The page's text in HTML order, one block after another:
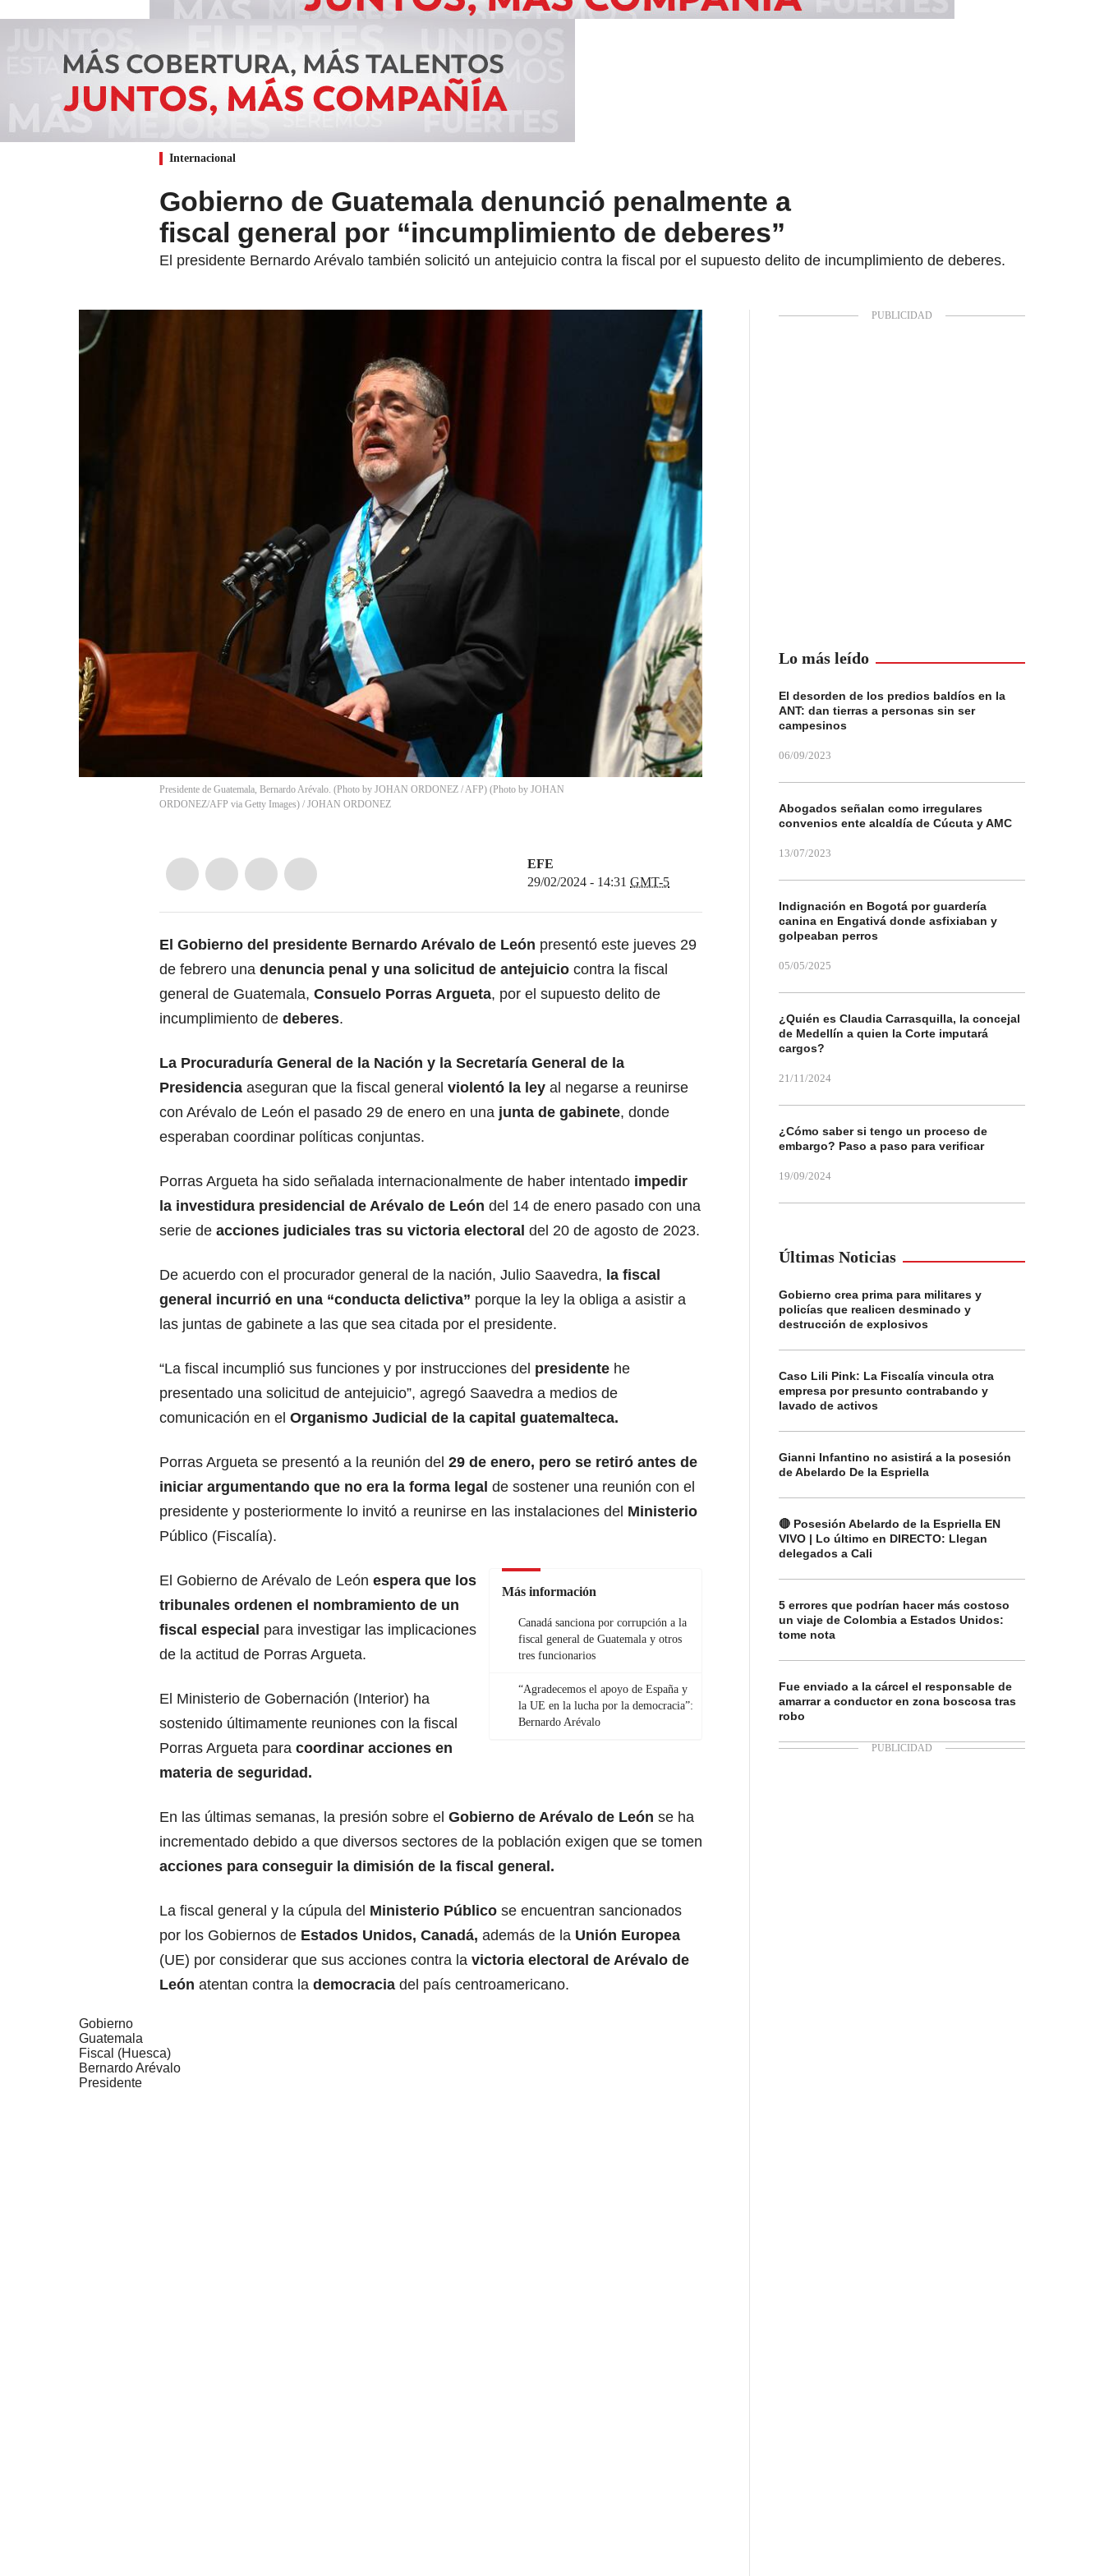
Internacional
Gobierno de Guatemala denunció penalmente a
fiscal general por “incumplimiento de deberes”
El presidente Bernardo Arévalo también solicitó un antejuicio contra la fiscal por el supuesto delito de incumplimiento de deberes.
Presidente de Guatemala, Bernardo Arévalo. (Photo by JOHAN ORDONEZ / AFP) (Photo by JOHAN
ORDONEZ/AFP via Getty Images) / JOHAN ORDONEZ
EFE
29/02/2024 - 14:31 GMT-5
El Gobierno del presidente Bernardo Arévalo de León presentó este jueves 29
de febrero una denuncia penal y una solicitud de antejuicio contra la fiscal
general de Guatemala, Consuelo Porras Argueta, por el supuesto delito de
incumplimiento de deberes.
La Procuraduría General de la Nación y la Secretaría General de la
Presidencia aseguran que la fiscal general violentó la ley al negarse a reunirse
con Arévalo de León el pasado 29 de enero en una junta de gabinete, donde
esperaban coordinar políticas conjuntas.
Porras Argueta ha sido señalada internacionalmente de haber intentado impedir
la investidura presidencial de Arévalo de León del 14 de enero pasado con una
serie de acciones judiciales tras su victoria electoral del 20 de agosto de 2023.
De acuerdo con el procurador general de la nación, Julio Saavedra, la fiscal
general incurrió en una “conducta delictiva” porque la ley la obliga a asistir a
las juntas de gabinete a las que sea citada por el presidente.
“La fiscal incumplió sus funciones y por instrucciones del presidente he
presentado una solicitud de antejuicio”, agregó Saavedra a medios de
comunicación en el Organismo Judicial de la capital guatemalteca.
Porras Argueta se presentó a la reunión del 29 de enero, pero se retiró antes de
iniciar argumentando que no era la forma legal de sostener una reunión con el
presidente y posteriormente lo invitó a reunirse en las instalaciones del Ministerio
Público (Fiscalía).
Más información
Canadá sanciona por corrupción a la
fiscal general de Guatemala y otros
tres funcionarios
“Agradecemos el apoyo de España y
la UE en la lucha por la democracia”:
Bernardo Arévalo
El Gobierno de Arévalo de León espera que los
tribunales ordenen el nombramiento de un
fiscal especial para investigar las implicaciones
de la actitud de Porras Argueta.
El Ministerio de Gobernación (Interior) ha
sostenido últimamente reuniones con la fiscal
Porras Argueta para coordinar acciones en
materia de seguridad .
En las últimas semanas, la presión sobre el Gobierno de Arévalo de León se ha
incrementado debido a que diversos sectores de la población exigen que se tomen
acciones para conseguir la dimisión de la fiscal general.
La fiscal general y la cúpula del Ministerio Público se encuentran sancionados
por los Gobiernos de Estados Unidos, Canadá, además de la Unión Europea
(UE) por considerar que sus acciones contra la victoria electoral de Arévalo de
León atentan contra la democracia del país centroamericano.
Gobierno
Guatemala
Fiscal (Huesca)
Bernardo Arévalo
Presidente
Lo más leído
El desorden de los predios baldíos en la
ANT: dan tierras a personas sin ser
campesinos
06/09/2023
Abogados señalan como irregulares
convenios ente alcaldía de Cúcuta y AMC
13/07/2023
Indignación en Bogotá por guardería
canina en Engativá donde asfixiaban y
golpeaban perros
05/05/2025
¿Quién es Claudia Carrasquilla, la concejal
de Medellín a quien la Corte imputará
cargos?
21/11/2024
¿Cómo saber si tengo un proceso de
embargo? Paso a paso para verificar
19/09/2024
Últimas Noticias
Gobierno crea prima para militares y
policías que realicen desminado y
destrucción de explosivos
Caso Lili Pink: La Fiscalía vincula otra
empresa por presunto contrabando y
lavado de activos
Gianni Infantino no asistirá a la posesión
de Abelardo De la Espriella
🔴 Posesión Abelardo de la Espriella EN
VIVO | Lo último en DIRECTO: Llegan
delegados a Cali
5 errores que podrían hacer más costoso
un viaje de Colombia a Estados Unidos:
tome nota
Fue enviado a la cárcel el responsable de
amarrar a conductor en zona boscosa tras
robo